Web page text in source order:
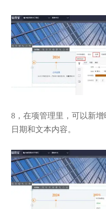
8，在项管理里，可以新
日期和文本内容。